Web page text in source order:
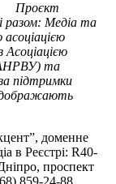
Проєкт
разом: Медіа та
Асоціацією
(АНРВУ) та
підтримки
доменне
в Реєстрі: R40-
проспект